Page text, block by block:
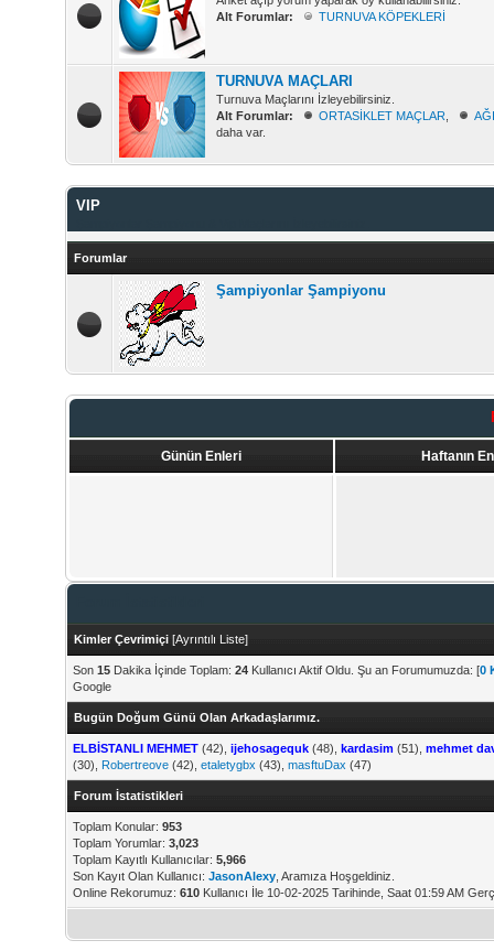
Alt Forumlar:
TURNUVA KÖPEKLERİ
TURNUVA MAÇLARI
Turnuva Maçlarını İzleyebilirsiniz.
Alt Forumlar:
ORTASİKLET MAÇLAR
daha var.
VIP
Forumlar
Şampiyonlar Şampiyonu
Günün Enleri Haftanın
Kimler Çevrimiçi [Ayrıntılı Liste]
Son 15 Dakika İçinde Toplam: 24 Kullanıcı Aktif Oldu. Şu an Forumumuzda: [0
Google
Bugün Doğum Günü Olan Arkadaşlarımız.
ELBİSTANLI MEHMET (42), ijehosagequk (48), kardasim (51), mehmet
(30), Robertreove (42), etaletygbx (43), masftuDax (47)
Forum İstatistikleri
Toplam Konular: 953
Toplam Yorumlar: 3,023
Toplam Kayıtlı Kullanıcılar: 5,966
Son Kayıt Olan Kullanıcı: JasonAlexy , Aramıza Hoşgeldiniz.
Online Rekorumuz: 610 Kullanıcı İle 10-02-2025 Tarihinde, Saat 01:59 AM